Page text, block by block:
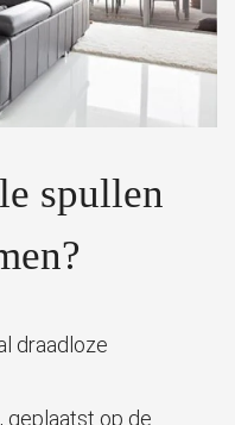
spullen
draadloze
geplaatst op de